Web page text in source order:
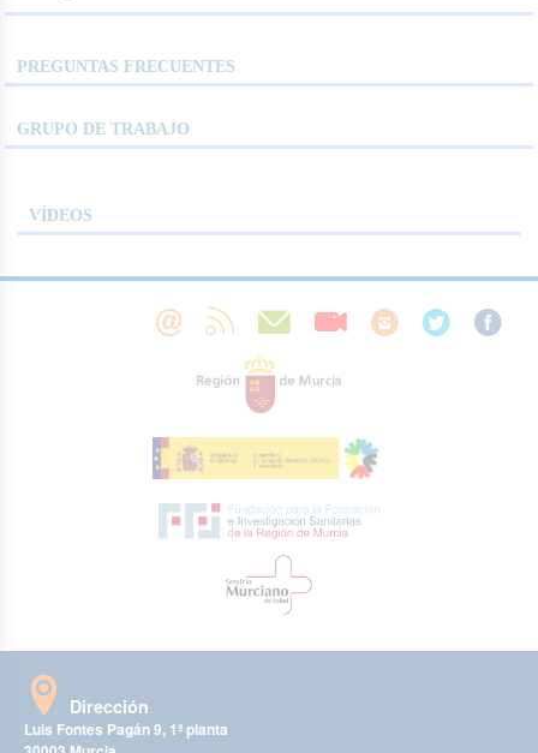
PREGUNTAS FRECUENTES
GRUPO DE TRABAJO
VÍDEOS
Dirección
Luis Fontes Pagán 9, 1ª planta